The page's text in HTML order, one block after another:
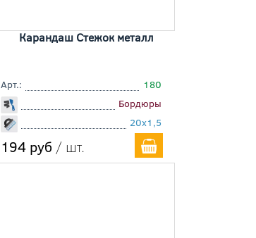
Карандаш Стежок металл
Арт.:
180
Бордюры
20x1,5
194 руб / шт.